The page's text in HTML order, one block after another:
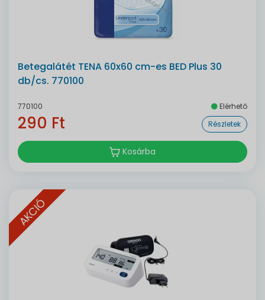
Betegalátét TENA 60x60 cm-es BED Plus 30
db/cs. 770100
770100 Elérhető
290 Ft Részletek
Kosárba
AKCIÓ